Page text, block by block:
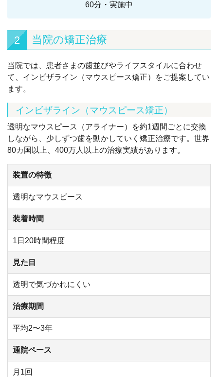
60分・実施中
2 当院の矯正治療
当院では、患者さまの歯並びやライフスタイルに合わせ
て、インビザライン（マウスピース矯正）をご提案してい
ます。
インビザライン（マウスピース矯正）
透明なマウスピース（アライナー）を約1週間ごとに交換
しながら、少しずつ歯を動かしていく矯正治療です。世界
80カ国以上、400万人以上の治療実績があります。
装置の特徴
透明なマウスピース
装着時間
1日20時間程度
見た目
透明で気づかれにくい
治療期間
平均2〜3年
通院ペース
月1回